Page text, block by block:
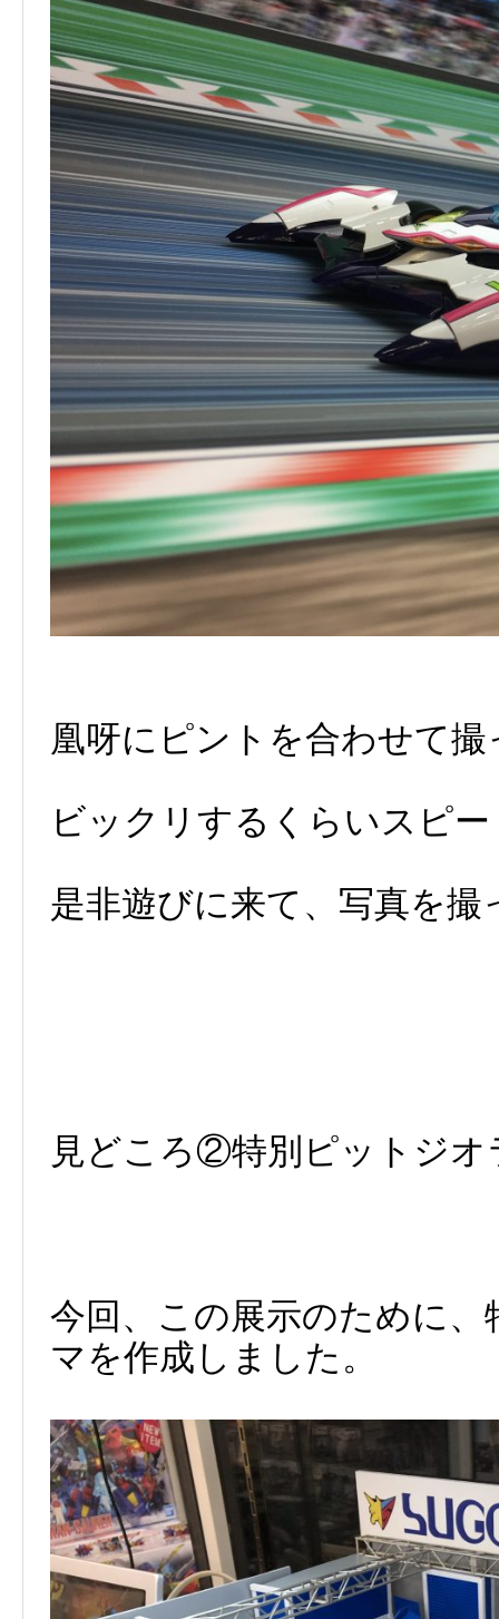
凰呀にピントを合わせて
ビックリするくらいスピ
是非遊びに来て、写真を
見どころ②特別ピットジオ
今回、この展示のために
マを作成しました。